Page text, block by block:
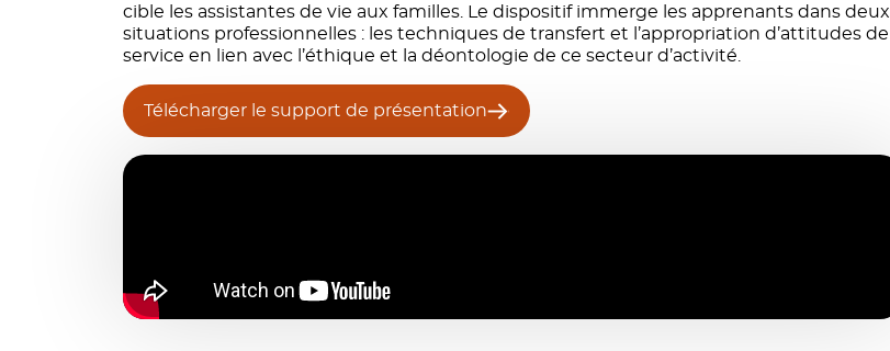
cible les assistantes de vie aux familles. Le dispositif immerge les apprenants dans deux
situations professionnelles : les techniques de transfert et l’appropriation d’attitudes de
service en lien avec l’éthique et la déontologie de ce secteur d’activité.
Télécharger le support de présentation